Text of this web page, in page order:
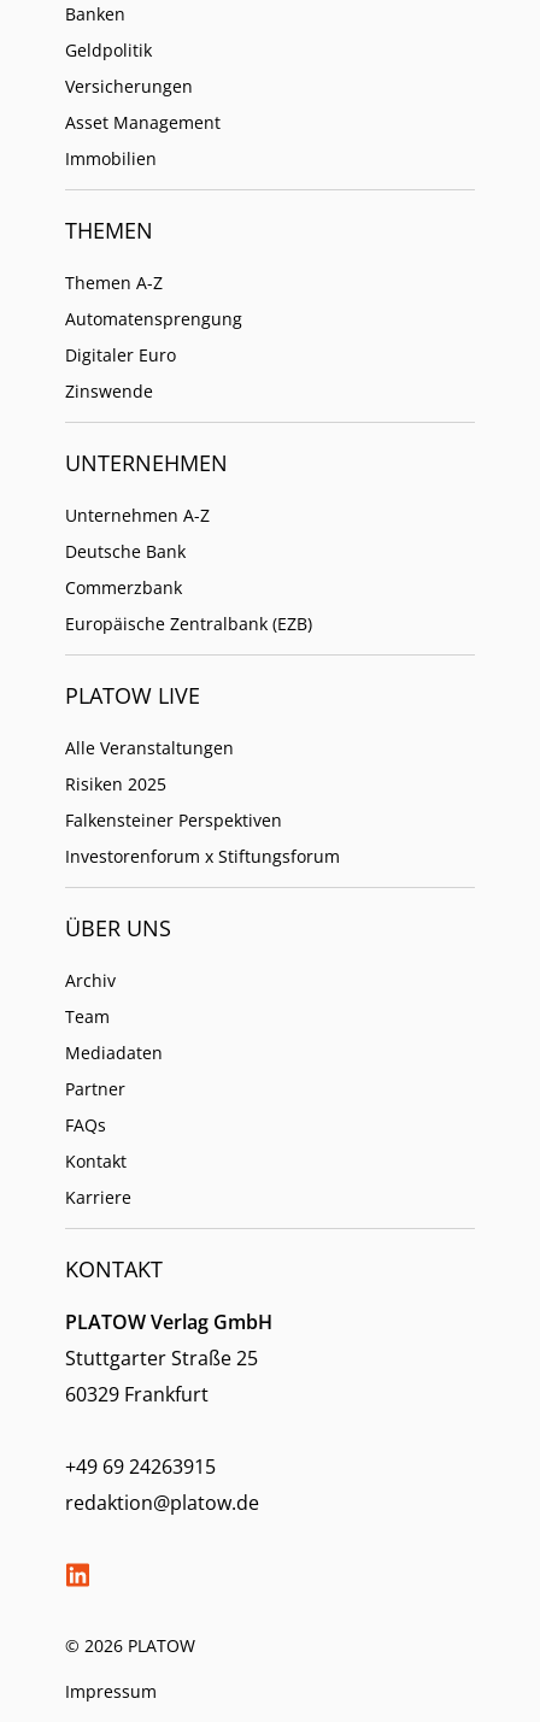
Banken
Geldpolitik
Versicherungen
Asset Management
Immobilien
THEMEN
Themen A-Z
Automatensprengung
Digitaler Euro
Zinswende
UNTERNEHMEN
Unternehmen A-Z
Deutsche Bank
Commerzbank
Europäische Zentralbank (EZB)
PLATOW LIVE
Alle Veranstaltungen
Risiken 2025
Falkensteiner Perspektiven
Investorenforum x Stiftungsforum
ÜBER UNS
Archiv
Team
Mediadaten
Partner
FAQs
Kontakt
Karriere
KONTAKT
PLATOW Verlag GmbH
Stuttgarter Straße 25
60329 Frankfurt
+49 69 24263915
redaktion@platow.de
© 2026 PLATOW
Impressum